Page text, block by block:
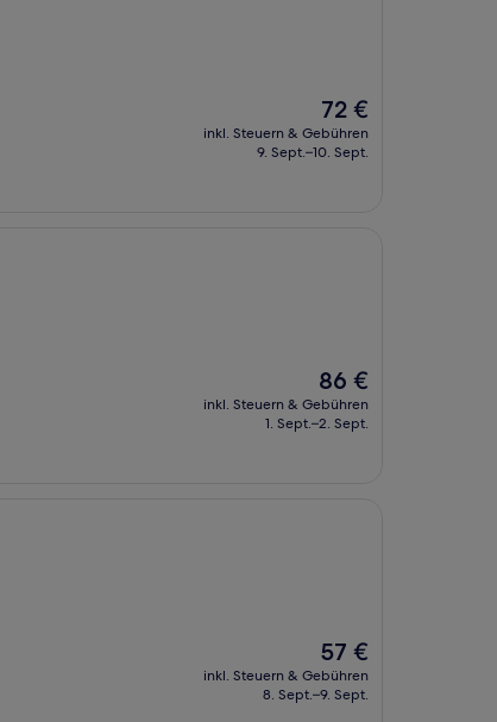
Der
Preis
beträgt
72 €
inkl. Steuern & Gebühren
9. Sept.–10. Sept.
Der
Preis
beträgt
86 €
inkl. Steuern & Gebühren
1. Sept.–2. Sept.
Der
Preis
beträgt
57 €
inkl. Steuern & Gebühren
8. Sept.–9. Sept.